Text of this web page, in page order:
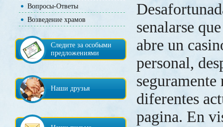
Вопросы-Ответы
Возведение храмов
Следите за особыми
предложениями
Наши друзья
senalarse
abre un
personal,
seguramente
diferentes
pagina. En